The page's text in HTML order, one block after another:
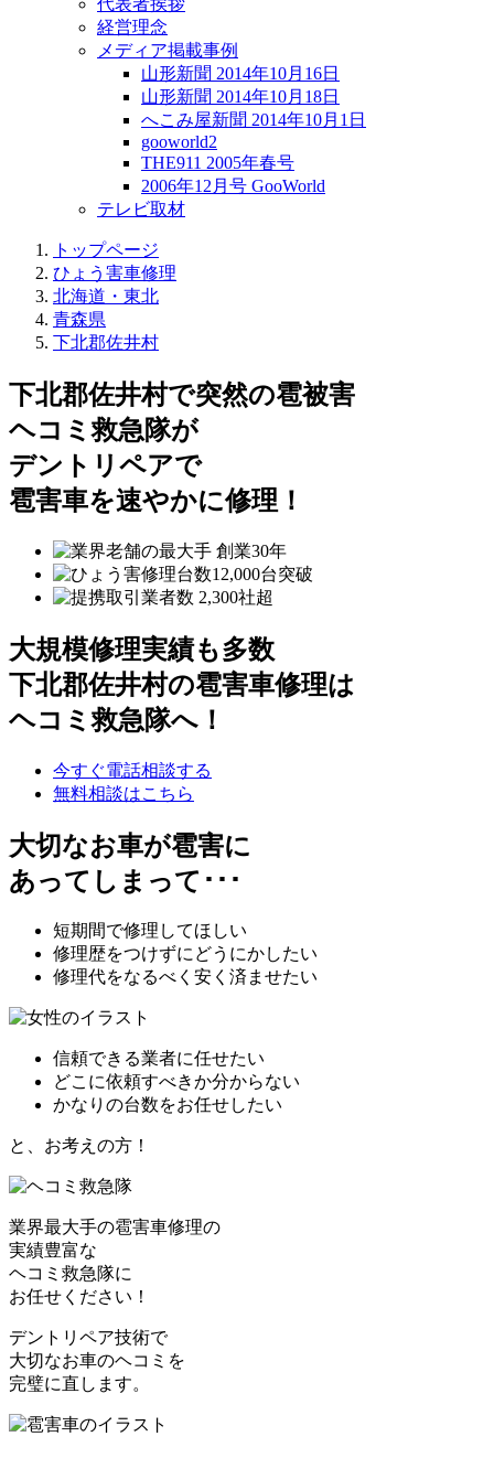
代表者挨拶
経営理念
メディア掲載事例
山形新聞 2014年10月16日
山形新聞 2014年10月18日
へこみ屋新聞 2014年10月1日
gooworld2
THE911 2005年春号
2006年12月号 GooWorld
テレビ取材
トップページ
ひょう害車修理
北海道・東北
青森県
下北郡佐井村
下北郡佐井村で突然の雹被害
ヘコミ救急隊が
デントリペアで
雹害車を速やかに修理！
大規模修理実績も多数
下北郡佐井村の雹害車修理は
ヘコミ救急隊へ！
今すぐ電話相談する
無料相談はこちら
大切なお車が雹害に
あってしまって･･･
短期間で修理してほしい
修理歴をつけずにどうにかしたい
修理代をなるべく安く済ませたい
信頼できる業者に任せたい
どこに依頼すべきか分からない
かなりの台数をお任せしたい
と、お考えの方！
業界最大手の雹害車修理の
実績豊富な
ヘコミ救急隊に
お任せください！
デントリペア技術で
大切なお車のヘコミを
完璧に直します。